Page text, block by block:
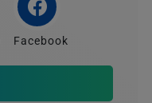
Facebook